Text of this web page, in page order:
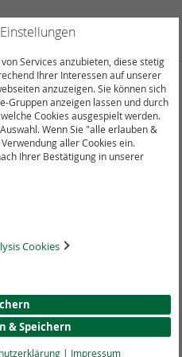
Services anzubieten, diese stetig
Ihrer Interessen auf unserer
anzuzeigen. Sie können sich
Gruppen anzeigen lassen und durch
Cookies ausgespielt werden.
Wenn Sie "alle erlauben &
aller Cookies ein.
Ihrer Bestätigung in unserer
Cookies
& Speichern
| Impressum